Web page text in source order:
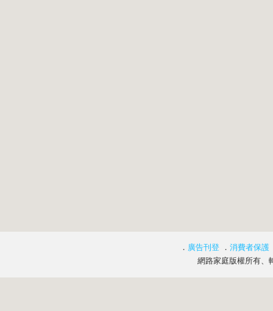
． 廣告刊登 ． 消費者保護
網路家庭版權所有、